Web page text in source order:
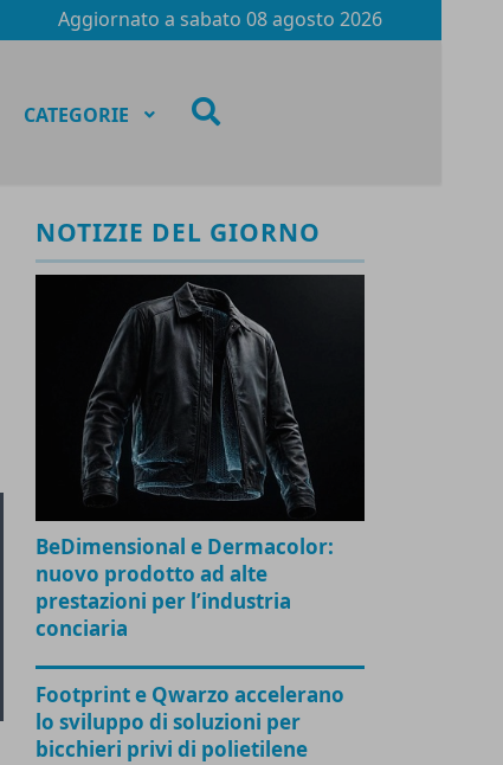
Aggiornato a sabato 08 agosto 2026
CATEGORIE
NOTIZIE DEL GIORNO
BeDimensional e Dermacolor:
nuovo prodotto ad alte
prestazioni per l’industria
conciaria
Footprint e Qwarzo accelerano
lo sviluppo di soluzioni per
bicchieri privi di polietilene